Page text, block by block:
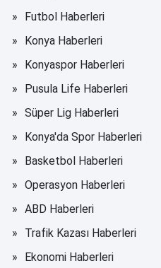
Futbol Haberleri
Konya Haberleri
Konyaspor Haberleri
Pusula Life Haberleri
Süper Lig Haberleri
Konya'da Spor Haberleri
Basketbol Haberleri
Operasyon Haberleri
ABD Haberleri
Trafik Kazası Haberleri
Ekonomi Haberleri